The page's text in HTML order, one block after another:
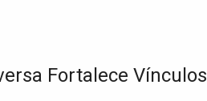
Fortalece Vínculos